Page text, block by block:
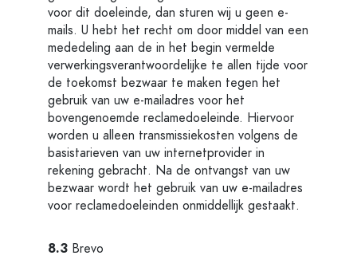
voor dit doeleinde, dan sturen wij u geen e-
mails. U hebt het recht om door middel van een
mededeling aan de in het begin vermelde
verwerkingsverantwoordelijke te allen tijde voor
de toekomst bezwaar te maken tegen het
gebruik van uw e-mailadres voor het
bovengenoemde reclamedoeleinde. Hiervoor
worden u alleen transmissiekosten volgens de
basistarieven van uw internetprovider in
rekening gebracht. Na de ontvangst van uw
bezwaar wordt het gebruik van uw e-mailadres
voor reclamedoeleinden onmiddellijk gestaakt.
8.3 Brevo